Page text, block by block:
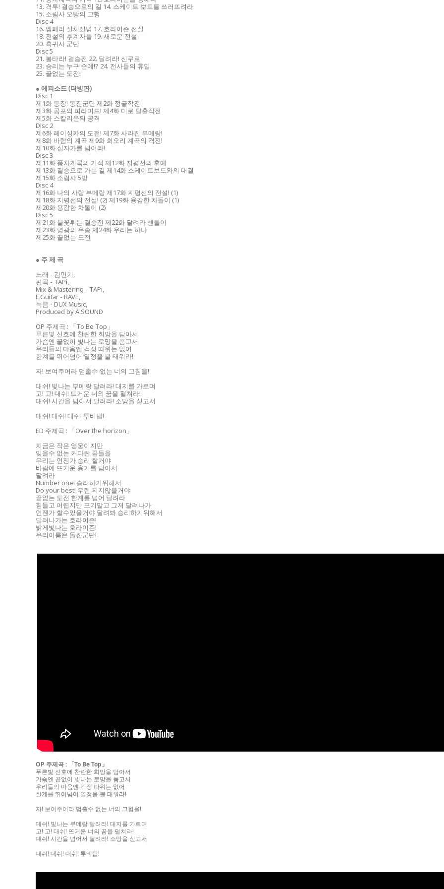
13. 격투! 결승으로의 길 14. 스케이트 보드를 쓰러뜨려라
15. 소림사 오방의 고행
Disc 4
16. 엠페러 절체절명 17. 호라이즌 전설
18. 전설의 후계자들 19. 새로운 전설
20. 흑귀사 군단
Disc 5
21. 불타라! 결승전 22. 달려라! 신쿠로
23. 승리는 누구 손에!? 24. 전사들의 휴일
25. 끝없는 도전!
● 에피소드 (더빙판)
Disc 1
제1화 등장! 동진군단 제2화 정글작전
제3화 공포의 피라미드! 제4화 미로 탈출작전
제5화 스칼리온의 공격
Disc 2
제6화 레이싱카의 도전! 제7화 사라진 부메랑!
제8화 바람의 계곡 제9화 회오리 계곡의 격전!
제10화 십자가를 넘어라!
Disc 3
제11화 풍차계곡의 기적 제12화 지평선의 후예
제13화 결승으로 가는 길 제14화 스케이트보드와의 대결
제15화 소림사 5방
Disc 4
제16화 나의 사랑 부메랑 제17화 지평선의 전설! (1)
제18화 지평선의 전설! (2) 제19화 용감한 차돌이 (1)
제20화 용감한 차돌이 (2)
Disc 5
제21화 불꽃튀는 결승전 제22화 달려라 센돌이
제23화 영광의 우승 제24화 우리는 하나
제25화 끝없는 도전
● 주 제 곡
노래 - 김민기,
편곡 - TAPi,
Mix & Mastering - TAPi,
E.Guitar - RAVE,
녹음 - DUX Music,
Produced by A.SOUND
OP 주제곡 : 「To Be Top」
푸른빛 신호에 찬란한 희망을 담아서
가슴엔 끝없이 빛나는 로망을 품고서
우리들의 마음엔 걱정 따위는 없어
한계를 뛰어넘어 열정을 불 태워라!
자! 보여주어라 멈출수 없는 너의 그힘을!
대쉬! 빛나는 부메랑 달려라! 대지를 가르며
고! 고! 대쉬! 뜨거운 너의 꿈을 펼쳐라!
대쉬! 시간을 넘어서 달려라! 소망을 싣고서
대쉬! 대쉬! 대쉬! 투비탑!
ED 주제곡 : 「Over the horizon」
지금은 작은 영웅이지만
잊을수 없는 커다란 꿈들을
우리는 언젠가 승리 할거야
바람에 뜨거운 용기를 담아서
달려라
Number one! 승리하기위해서
Do your best! 우린 지지않을거야
끝없는 도전 한계를 넘어 달려라
힘들고 어렵지만 포기말고 그저 달려나가
언젠가 할수있을거야 달려봐 승리하기위해서
달려나가는 호라이즌!
밝게빛나는 호라이즌!
우리이름은 돌진군단!
OP 주제곡 : 「To Be Top」
푸른빛 신호에 찬란한 희망을 담아서
가슴엔 끝없이 빛나는 로망을 품고서
우리들의 마음엔 걱정 따위는 없어
한계를 뛰어넘어 열정을 불 태워라!
자! 보여주어라 멈출수 없는 너의 그힘을!
대쉬! 빛나는 부메랑 달려라! 대지를 가르며
고! 고! 대쉬! 뜨거운 너의 꿈을 펼쳐라!
대쉬! 시간을 넘어서 달려라! 소망을 싣고서
대쉬! 대쉬! 대쉬! 투비탑!